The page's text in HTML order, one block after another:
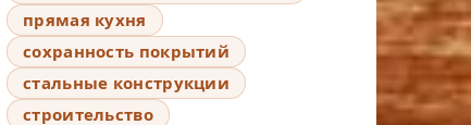
прямая кухня
сохранность покрытий
стальные конструкции
строительство